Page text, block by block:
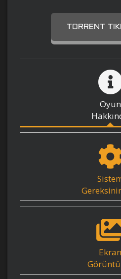
TORRENT
Oyun
Ekran